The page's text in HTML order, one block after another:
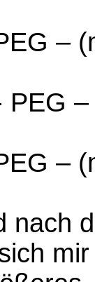
–
PEG
–
nach